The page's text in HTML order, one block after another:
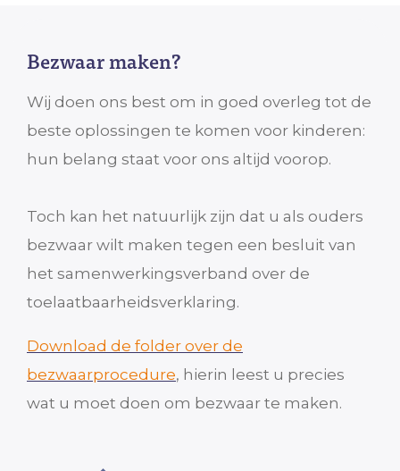
Bezwaar maken?
Wij doen ons best om in goed overleg tot de
beste oplossingen te komen voor kinderen:
hun belang staat voor ons altijd voorop.
Toch kan het natuurlijk zijn dat u als ouders
bezwaar wilt maken tegen een besluit van
het samenwerkingsverband over de
toelaatbaarheidsverklaring.
Download de folder over de
bezwaarprocedure, hierin leest u precies
wat u moet doen om bezwaar te maken.